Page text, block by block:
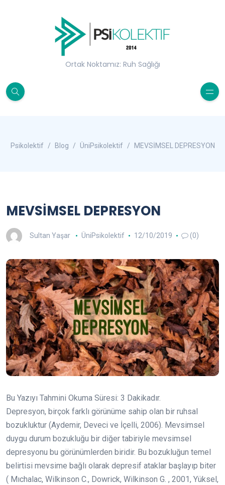
Ortak Noktamız: Ruh Sağlığı
Psikolektif Blog ÜniPsikolektif MEVSİMSEL DEPRESYON
MEVSİMSEL DEPRESYON
Sultan Yaşar ÜniPsikolektif 12/10/2019 (0)
Bu Yazıyı Tahmini Okuma Süresi: 3 Dakikadır.
Depresyon, birçok farklı görünüme sahip olan bir ruhsal
bozukluktur (Aydemir, Deveci ve İçelli, 2006). Mevsimsel
duygu durum bozukluğu bir diğer tabiriyle mevsimsel
depresyonu bu görünümlerden biridir. Bu bozukluğun temel
belirtisi mevsime bağlı olarak depresif ataklar başlayıp biter
( Mıchalac, Wilkinson C., Dowrick, Wilkinson G. , 2001, Yüksel,